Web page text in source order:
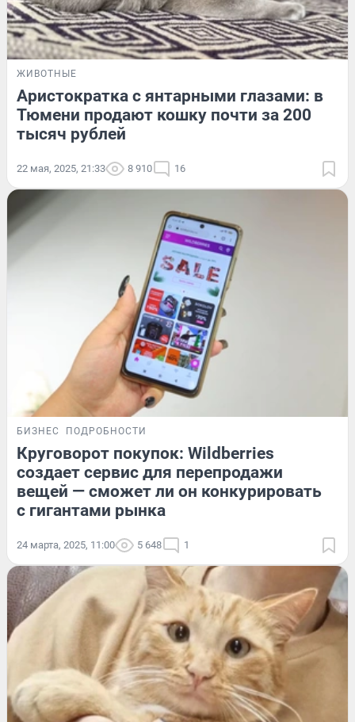
ЖИВОТНЫЕ
Аристократка с янтарными глазами: в
Тюмени продают кошку почти за 200
тысяч рублей
22 мая, 2025, 21:33 8 910 16
БИЗНЕС ПОДРОБНОСТИ
Круговорот покупок: Wildberries
создает сервис для перепродажи
вещей — сможет ли он конкурировать
с гигантами рынка
24 марта, 2025, 11:00 5 648 1